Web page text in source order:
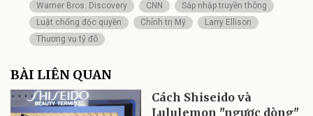
Warner Bros. Discovery
CNN
Sáp nhập truyền thông
Luật chống độc quyền
Chính trị Mỹ
Larry Ellison
Thương vụ tỷ đô
BÀI LIÊN QUAN
Cách Shiseido và
Lululemon "ngược dòng"